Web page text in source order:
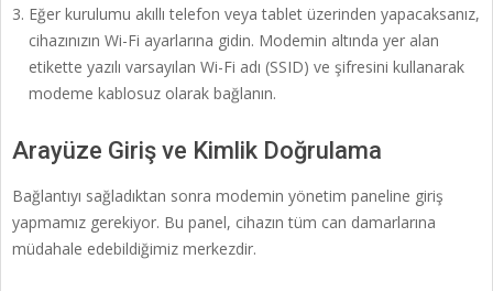
Eğer kurulumu akıllı telefon veya tablet üzerinden yapacaksanız,
cihazınızın Wi-Fi ayarlarına gidin. Modemin altında yer alan
etikette yazılı varsayılan Wi-Fi adı (SSID) ve şifresini kullanarak
modeme kablosuz olarak bağlanın.
Arayüze Giriş ve Kimlik Doğrulama
Bağlantıyı sağladıktan sonra modemin yönetim paneline giriş
yapmamız gerekiyor. Bu panel, cihazın tüm can damarlarına
müdahale edebildiğimiz merkezdir.